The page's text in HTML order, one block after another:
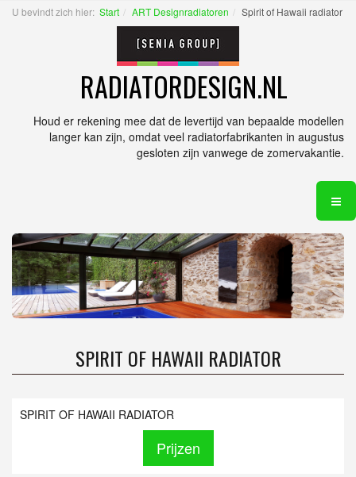
U bevindt zich hier: Start ART Designradiatoren Spirit of Hawaii radiator
RADIATORDESIGN.NL
Houd er rekening mee dat de levertijd van bepaalde modellen
langer kan zijn, omdat veel radiatorfabrikanten in augustus
gesloten zijn vanwege de zomervakantie.
SPIRIT OF HAWAII RADIATOR
SPIRIT OF HAWAII RADIATOR
Prijzen